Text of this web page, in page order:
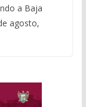
a Baja
agosto,